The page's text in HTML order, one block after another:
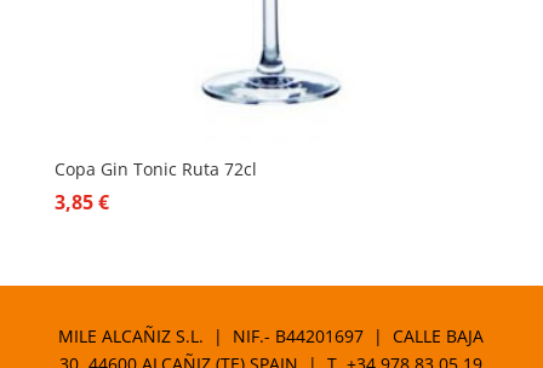
Copa Gin Tonic Ruta 72cl
3,85€
MILE ALCAÑIZ S.L. | NIF.- B44201697 | CALLE BAJA